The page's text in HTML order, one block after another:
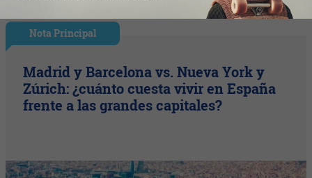
Nota Principal
Madrid y Barcelona vs. Nueva York y
Zúrich: ¿cuánto cuesta vivir en España
frente a las grandes capitales?